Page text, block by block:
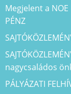
Megjelent a
PÉNZ
nagycsaládos
PÁLYÁZATI